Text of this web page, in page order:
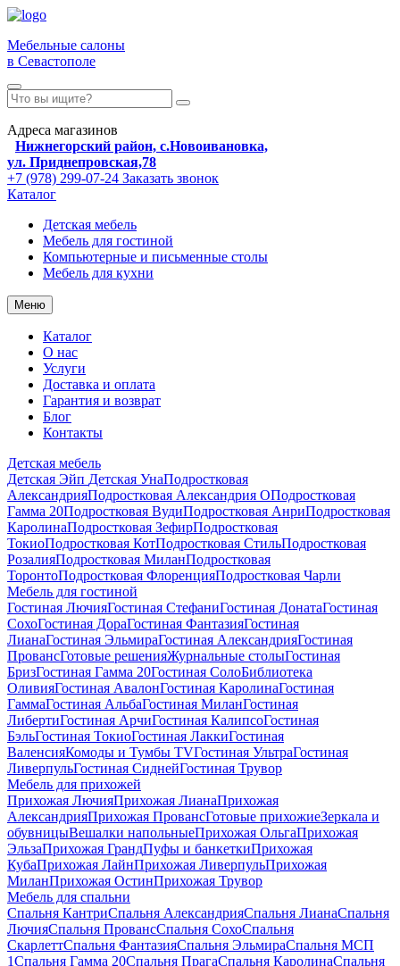
Мебельные салоны
в Севастополе
Адреса магазинов
Нижнегорский район, с.Новоивановка,
ул. Приднепровская,78
+7 (978) 299-07-24 Заказать звонок
Каталог
Детская мебель
Мебель для гостиной
Компьютерные и письменные столы
Мебель для кухни
Меню
Каталог
О нас
Услуги
Доставка и оплата
Гарантия и возврат
Блог
Контакты
Детская мебель
Детская Эйп Детская УнаПодростковая
АлександрияПодростковая Александрия ОПодростковая
Гамма 20Подростковая ВудиПодростковая АнриПодростковая
КаролинаПодростковая ЗефирПодростковая
ТокиоПодростковая КотПодростковая СтильПодростковая
РозалияПодростковая МиланПодростковая
ТоронтоПодростковая ФлоренцияПодростковая Чарли
Мебель для гостиной
Гостиная ЛючияГостиная СтефаниГостиная ДонатаГостиная
СохоГостиная ДораГостиная ФантазияГостиная
ЛианаГостиная ЭльмираГостиная АлександрияГостиная
ПровансГотовые решенияЖурнальные столыГостиная
БризГостиная Гамма 20Гостиная СолоБиблиотека
ОливияГостиная АвалонГостиная КаролинаГостиная
ГаммаГостиная АльбаГостиная МиланГостиная
ЛибертиГостиная АрчиГостиная КалипсоГостиная
БэльГостиная ТокиоГостиная ЛаккиГостиная
ВаленсияКомоды и Тумбы ТVГостиная УльтраГостиная
ЛиверпульГостиная СиднейГостиная Трувор
Мебель для прихожей
Прихожая ЛючияПрихожая ЛианаПрихожая
АлександрияПрихожая ПровансГотовые прихожиеЗеркала и
обувницыВешалки напольныеПрихожая ОльгаПрихожая
ЭльзаПрихожая ГрандПуфы и банкеткиПрихожая
КубаПрихожая ЛайнПрихожая ЛиверпульПрихожая
МиланПрихожая ОстинПрихожая Трувор
Мебель для спальни
Спальня КантриСпальня АлександрияСпальня ЛианаСпальня
ЛючияСпальня ПровансСпальня СохоСпальня
СкарлеттСпальня ФантазияСпальня ЭльмираСпальня МСП
1Спальня Гамма 20Спальня ПрагаСпальня КаролинаСпальня